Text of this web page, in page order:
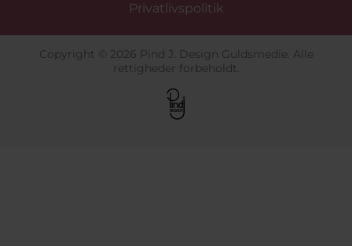
Privatlivspolitik
Copyright © 2026 Pind J. Design Guldsmedie. Alle
rettigheder forbeholdt.